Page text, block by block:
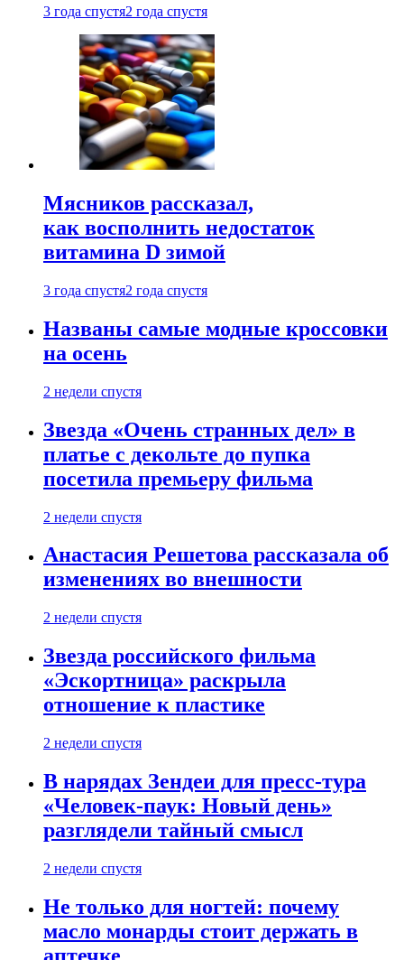
3 года спустя2 года спустя
Мясников рассказал,
как восполнить недостаток
витамина D зимой
3 года спустя2 года спустя
Названы самые модные кроссовки
на осень
2 недели спустя
Звезда «Очень странных дел» в
платье с декольте до пупка
посетила премьеру фильма
2 недели спустя
Анастасия Решетова рассказала об
изменениях во внешности
2 недели спустя
Звезда российского фильма
«Эскортница» раскрыла
отношение к пластике
2 недели спустя
В нарядах Зендеи для пресс-тура
«Человек-паук: Новый день»
разглядели тайный смысл
2 недели спустя
Не только для ногтей: почему
масло монарды стоит держать в